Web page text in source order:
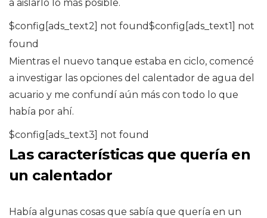
a aislarlo lo más posible.
$config[ads_text2] not found$config[ads_text1] not
found
Mientras el nuevo tanque estaba en ciclo, comencé
a investigar las opciones del calentador de agua del
acuario y me confundí aún más con todo lo que
había por ahí.
$config[ads_text3] not found
Las características que quería en
un calentador
Había algunas cosas que sabía que quería en un